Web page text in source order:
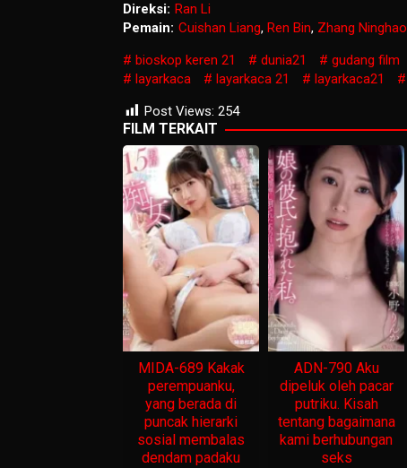
Direksi: Ran Li
Pemain: Cuishan Liang, Ren Bin, Zhang Ninghao
bioskop keren 21
dunia21 gudang film
layarkaca
layarkaca 21 layarkaca21
Post Views: 254
FILM TERKAIT
MIDA-689 Kakak
perempuanku,
yang berada di
puncak hierarki
sosial membalas
dendam padaku
ADN-790 Aku
dipeluk oleh pacar
putriku. Kisah
tentang bagaimana
kami berhubungan
seks